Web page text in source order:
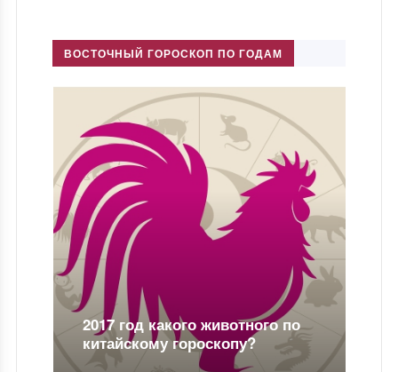
ВОСТОЧНЫЙ ГОРОСКОП ПО ГОДАМ
2017 год какого животного по
китайскому гороскопу?